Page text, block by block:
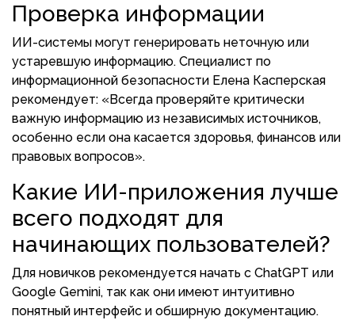
Проверка информации
ИИ-системы могут генерировать неточную или
устаревшую информацию. Специалист по
информационной безопасности Елена Касперская
рекомендует: «Всегда проверяйте критически
важную информацию из независимых источников,
особенно если она касается здоровья, финансов или
правовых вопросов».
Какие ИИ-приложения лучше
всего подходят для
начинающих пользователей?
Для новичков рекомендуется начать с ChatGPT или
Google Gemini, так как они имеют интуитивно
понятный интерфейс и обширную документацию.